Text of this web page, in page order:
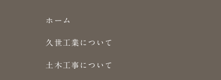
ホーム
久世工業について
土木工事について